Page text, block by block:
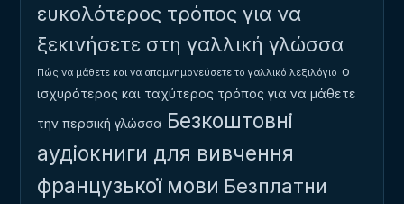
ευκολότερος τρόπος για να
ξεκινήσετε στη γαλλική γλώσσα
Πώς να μάθετε και να απομνημονεύσετε το γαλλικό λεξιλόγιο ο
ισχυρότερος και ταχύτερος τρόπος για να μάθετε
την περσική γλώσσα Безкоштовні
аудіокниги для вивчення
французької мови Безплатни